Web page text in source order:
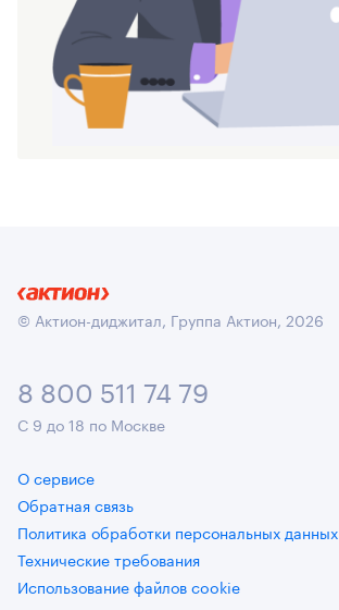
© Актион-диджитал, Группа Актион, 2026
8 800 511 74 79
С 9 до 18 по Москве
О сервисе
Обратная связь
Политика обработки персональных данных
Технические требования
Использование файлов cookie